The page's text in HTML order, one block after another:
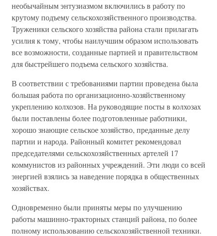
необычайным энтузиазмом включились в работу по
крутому подъему сельскохозяйственного производства.
Труженики сельского хозяйства района стали прилагать
усилия к тому, чтобы наилучшим образом использовать
все возможности, созданные партией и правительством
для быстрейшего подъема сельского хозяйства.
В соответствии с требованиями партии проведена была
большая работа по организационно-хозяйственному
укреплению колхозов. На руководящие посты в колхозах
были поставлены более подготовленные работники,
хорошо знающие сельское хозяйство, преданные делу
партии и народа. Районный комитет рекомендовал
председателями сельскохозяйственных артелей 17
коммунистов из районных учреждений. Эти люди со всей
энергией взялись за наведение порядка в общественных
хозяйствах.
Одновременно были приняты меры по улучшению
работы машинно-тракторных станций района, по более
полному использованию сельскохозяйственной техники.